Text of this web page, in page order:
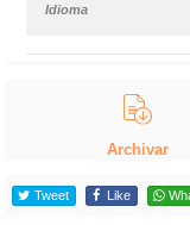
Idioma
Archivar
Tweet Like